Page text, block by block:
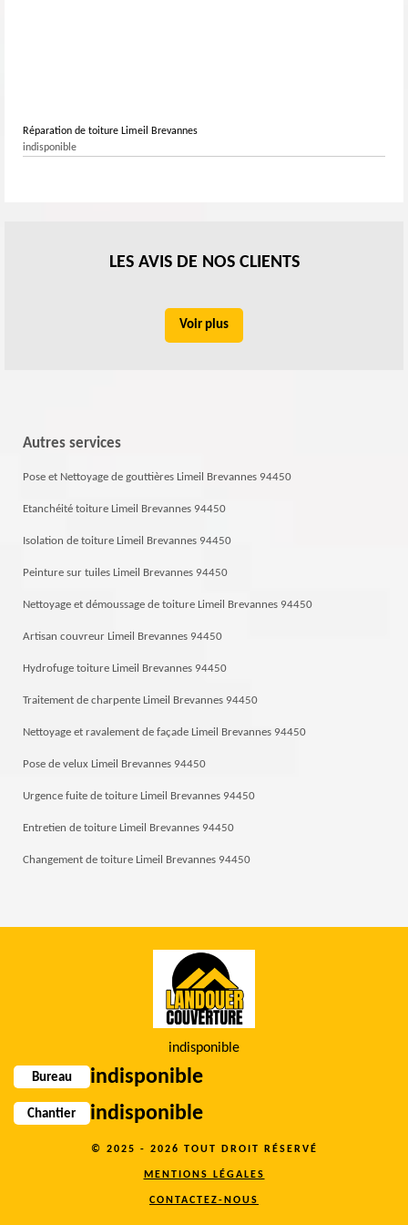
Réparation de toiture Limeil Brevannes
indisponible
LES AVIS DE NOS CLIENTS
Voir plus
Autres services
Pose et Nettoyage de gouttières Limeil Brevannes 94450
Etanchéité toiture Limeil Brevannes 94450
Isolation de toiture Limeil Brevannes 94450
Peinture sur tuiles Limeil Brevannes 94450
Nettoyage et démoussage de toiture Limeil Brevannes 94450
Artisan couvreur Limeil Brevannes 94450
Hydrofuge toiture Limeil Brevannes 94450
Traitement de charpente Limeil Brevannes 94450
Nettoyage et ravalement de façade Limeil Brevannes 94450
Pose de velux Limeil Brevannes 94450
Urgence fuite de toiture Limeil Brevannes 94450
Entretien de toiture Limeil Brevannes 94450
Changement de toiture Limeil Brevannes 94450
indisponible
Bureau indisponible
Chantier indisponible
© 2025 - 2026 TOUT DROIT RÉSERVÉ
MENTIONS LÉGALES
CONTACTEZ-NOUS